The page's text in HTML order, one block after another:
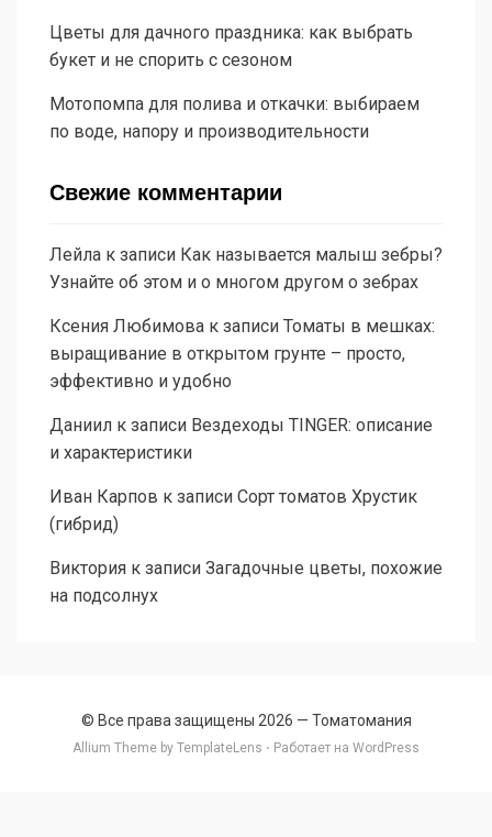
Цветы для дачного праздника: как выбрать
букет и не спорить с сезоном
Мотопомпа для полива и откачки: выбираем
по воде, напору и производительности
Свежие комментарии
Лейла к записи Как называется малыш зебры?
Узнайте об этом и о многом другом о зебрах
Ксения Любимова к записи Томаты в мешках:
выращивание в открытом грунте – просто,
эффективно и удобно
Даниил к записи Вездеходы TINGER: описание
и характеристики
Иван Карпов к записи Сорт томатов Хрустик
(гибрид)
Виктория к записи Загадочные цветы, похожие
на подсолнух
© Все права защищены 2026 — Томатомания
Allium Theme by TemplateLens ⋅ Работает на WordPress